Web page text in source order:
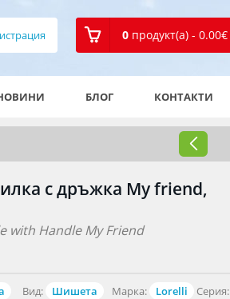
0 продукт(а) - 0.00€
БЛОГ КОНТАКТИ
с дръжка My friend,
with Handle My Friend
Вид: Шишета Марка: Lorelli Серия: